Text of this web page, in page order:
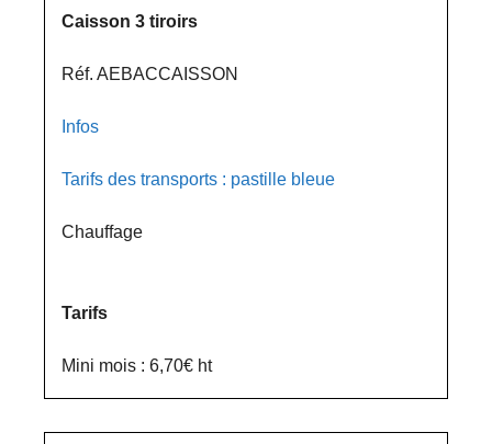
Caisson 3 tiroirs
Réf. AEBACCAISSON
Infos
Tarifs des transports : pastille bleue
Chauffage
Tarifs
Mini mois : 6,70€ ht